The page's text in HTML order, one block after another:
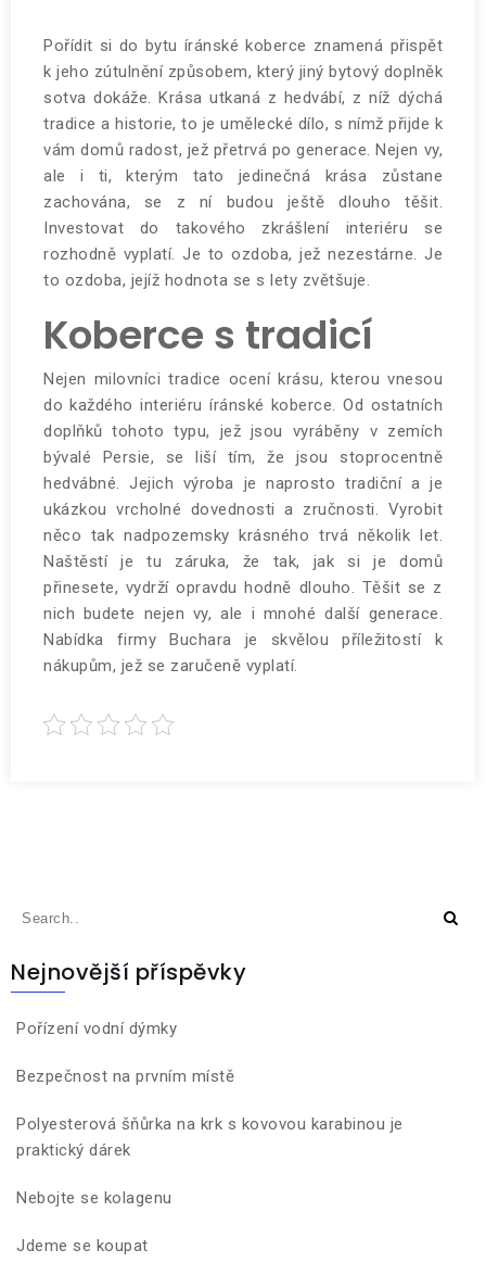
Pořídit si do bytu íránské koberce znamená přispět
k jeho zútulnění způsobem, který jiný bytový doplněk
sotva dokáže. Krása utkaná z hedvábí, z níž dýchá
tradice a historie, to je umělecké dílo, s nímž přijde k
vám domů radost, jež přetrvá po generace. Nejen vy,
ale i ti, kterým tato jedinečná krása zůstane
zachována, se z ní budou ještě dlouho těšit.
Investovat do takového zkrášlení interiéru se
rozhodně vyplatí. Je to ozdoba, jež nezestárne. Je
to ozdoba, jejíž hodnota se s lety zvětšuje.
Koberce s tradicí
Nejen milovníci tradice ocení krásu, kterou vnesou
do každého interiéru íránské koberce. Od ostatních
doplňků tohoto typu, jež jsou vyráběny v zemích
bývalé Persie, se liší tím, že jsou stoprocentně
hedvábné. Jejich výroba je naprosto tradiční a je
ukázkou vrcholné dovednosti a zručnosti. Vyrobit
něco tak nadpozemsky krásného trvá několik let.
Naštěstí je tu záruka, že tak, jak si je domů
přinesete, vydrží opravdu hodně dlouho. Těšit se z
nich budete nejen vy, ale i mnohé další generace.
Nabídka firmy Buchara je skvělou příležitostí k
nákupům, jež se zaručeně vyplatí.
Nejnovější příspěvky
Pořízení vodní dýmky
Bezpečnost na prvním místě
Polyesterová šňůrka na krk s kovovou karabinou je
praktický dárek
Nebojte se kolagenu
Jdeme se koupat